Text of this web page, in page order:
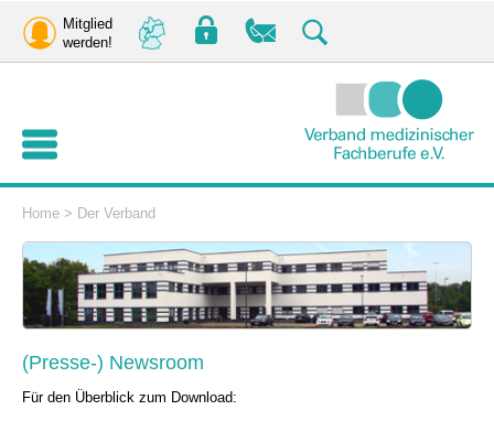
Mitglied
werden!
Home > Der Verband
(Presse-) Newsroom
Für den Überblick zum Download: